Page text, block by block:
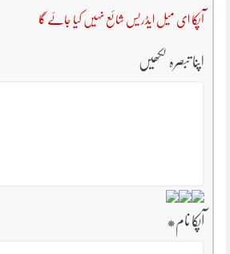
آپکا ای میل ایڈریس شائع نہیں کیا جائے گا
اپنا تبصرہ لکھیں
آپکا نام*